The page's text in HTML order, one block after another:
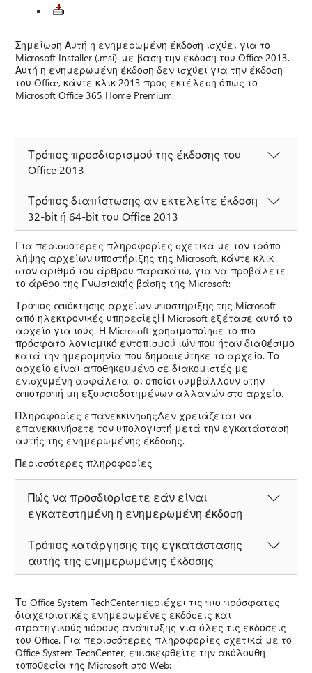
Σημείωση Αυτή η ενημερωμένη έκδοση ισχύει για το
Microsoft Installer (.msi)-με βάση την έκδοση του Office 2013.
Αυτή η ενημερωμένη έκδοση δεν ισχύει για την έκδοση
του Office, κάντε κλικ 2013 προς εκτέλεση όπως το
Microsoft Office 365 Home Premium.
Τρόπος προσδιορισμού της έκδοσης του
Office 2013
Τρόπος διαπίστωσης αν εκτελείτε έκδοση
32-bit ή 64-bit του Office 2013
Για περισσότερες πληροφορίες σχετικά με τον τρόπο
λήψης αρχείων υποστήριξης της Microsoft, κάντε κλικ
στον αριθμό του άρθρου παρακάτω, για να προβάλετε
το άρθρο της Γνωσιακής βάσης της Microsoft:
Τρόπος απόκτησης αρχείων υποστήριξης της Microsoft
από ηλεκτρονικές υπηρεσίεςΗ Microsoft εξέτασε αυτό το
αρχείο για ιούς. Η Microsoft χρησιμοποίησε το πιο
πρόσφατο λογισμικό εντοπισμού ιών που ήταν διαθέσιμο
κατά την ημερομηνία που δημοσιεύτηκε το αρχείο. Το
αρχείο είναι αποθηκευμένο σε διακομιστές με
ενισχυμένη ασφάλεια, οι οποίοι συμβάλλουν στην
αποτροπή μη εξουσιοδοτημένων αλλαγών στο αρχείο.
Πληροφορίες επανεκκίνησηςΔεν χρειάζεται να
επανεκκινήσετε τον υπολογιστή μετά την εγκατάσταση
αυτής της ενημερωμένης έκδοσης.
Περισσότερες πληροφορίες
Πώς να προσδιορίσετε εάν είναι
εγκατεστημένη η ενημερωμένη έκδοση
Τρόπος κατάργησης της εγκατάστασης
αυτής της ενημερωμένης έκδοσης
Το Office System TechCenter περιέχει τις πιο πρόσφατες
διαχειριστικές ενημερωμένες εκδόσεις και
στρατηγικούς πόρους ανάπτυξης για όλες τις εκδόσεις
του Office. Για περισσότερες πληροφορίες σχετικά με το
Office System TechCenter, επισκεφθείτε την ακόλουθη
τοποθεσία της Microsoft στο Web: